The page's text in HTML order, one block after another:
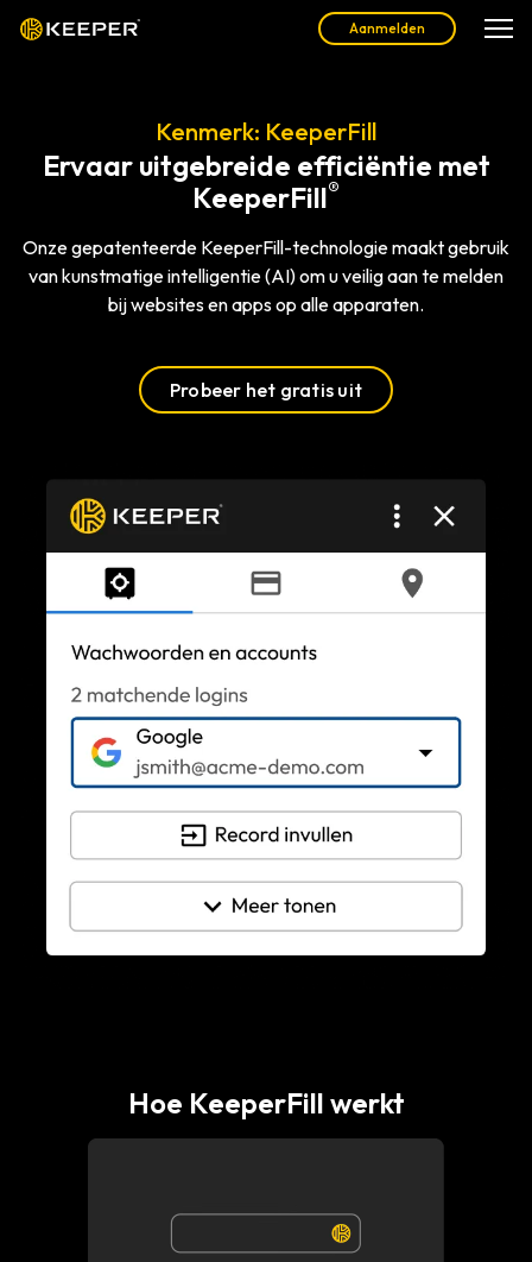
Aanmelden
Kenmerk: KeeperFill
Ervaar uitgebreide efficiëntie met
KeeperFill®
Onze gepatenteerde KeeperFill-technologie maakt gebruik
van kunstmatige intelligentie (AI) om u veilig aan te melden
bij websites en apps op alle apparaten.
Probeer het gratis uit
Hoe KeeperFill werkt